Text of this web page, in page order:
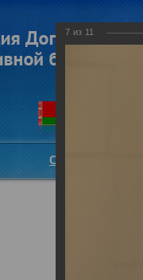
Структура ОДКБ
7 из 11